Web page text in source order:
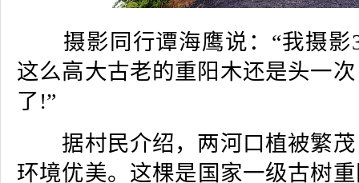
摄影同行谭海鹰说：“我摄影
这么高大古老的重阳木还是头一
了!”
据村民介绍，两河口植被繁茂
环境优美。这棵是国家一级古树